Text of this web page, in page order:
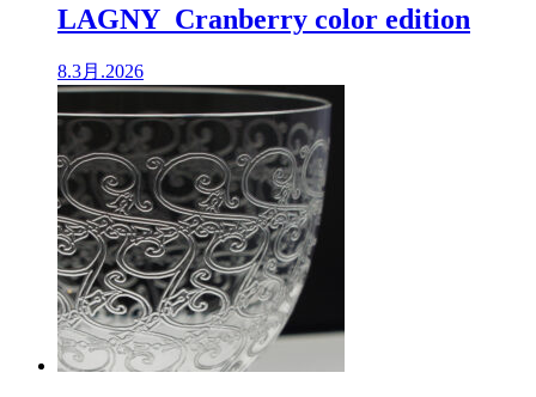
LAGNY Cranberry color edition
8.3月.2026